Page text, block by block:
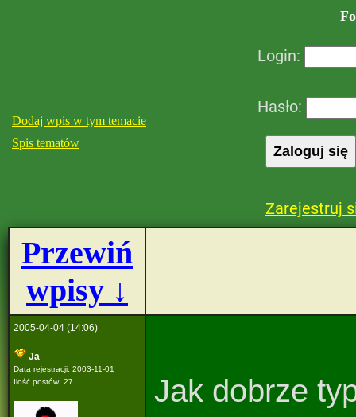
Dodaj wpis w tym temacie
Spis tematów
Login:
Hasło:
Zarejestruj
Przewiń
wpisy ↓
2005-04-04 (14:06)
Ja
Data rejestracji: 2003-11-01
Ilość postów: 27
Jak dobrze